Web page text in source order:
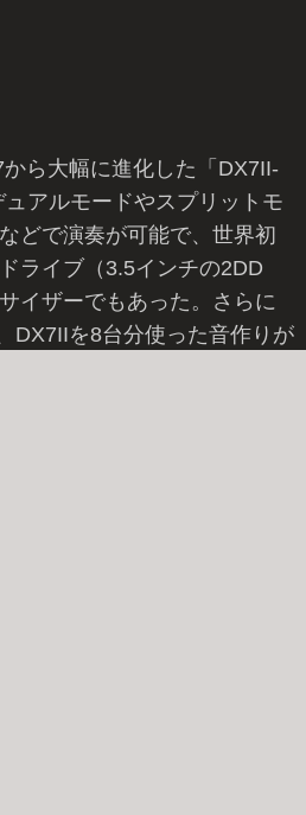
ら大幅に進化した「DX7II-
アルモードやスプリットモ
どで演奏が可能で、世界初
ライブ（3.5インチの2DD
イザーでもあった。さらに
DX7IIを8台分使った音作りが